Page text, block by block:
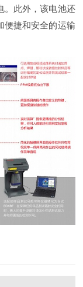
。此外，该电池还
便捷和安全的运输